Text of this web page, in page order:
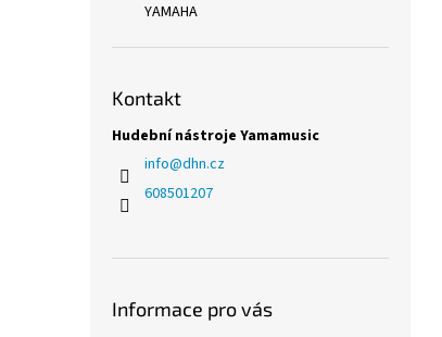
YAMAHA
Kontakt
Hudební nástroje Yamamusic
info@dhn.cz
608501207
Informace pro vás